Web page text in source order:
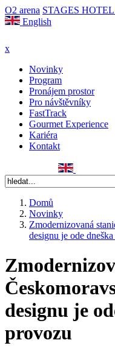
O2 arena STAGES HOTEL
English
x
Novinky
Program
Pronájem prostor
Pro návštěvníky
FastTrack
Gourmet Experience
Kariéra
Kontakt
Domů
Novinky
Zmodernizovaná
designu je ode
designu je
provozu